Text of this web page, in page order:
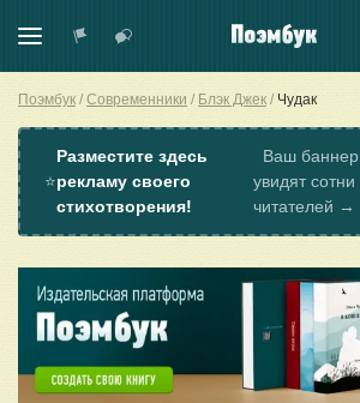
Поэмбук Современники Блэк Джек Чудак
⭐
Разместите здесь
рекламу своего
стихотворения!
Ваш баннер
увидят сотни
читателей →